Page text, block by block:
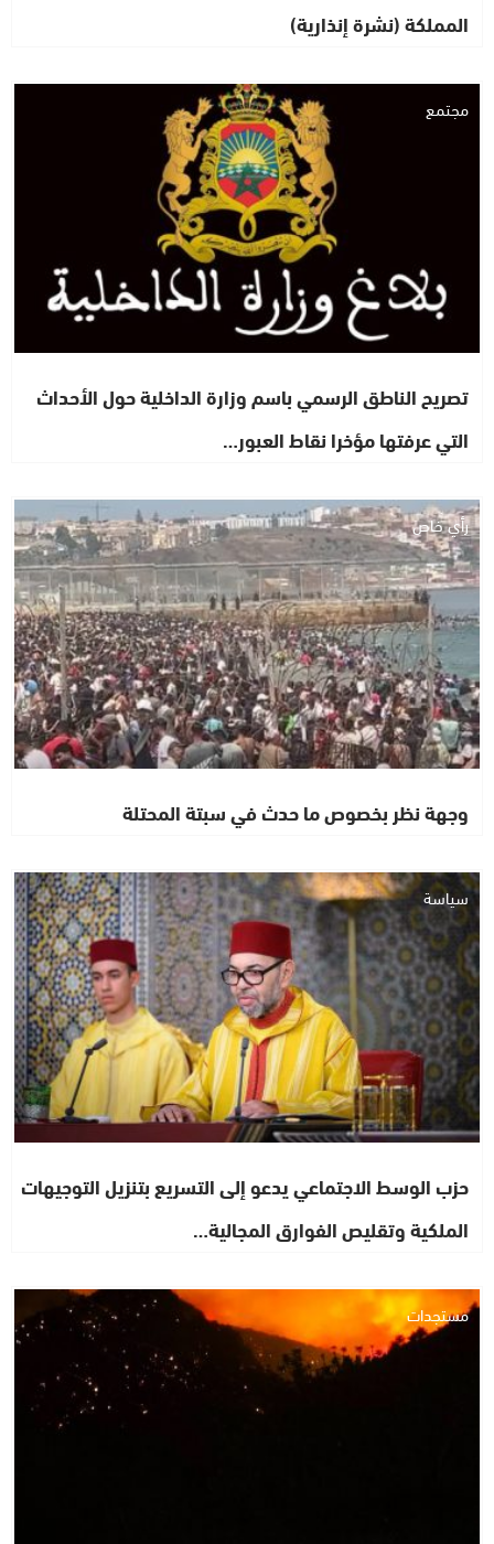
المملكة (نشرة إنذارية)
مجتمع
تصريح الناطق الرسمي باسم وزارة الداخلية حول الأحداث
التي عرفتها مؤخرا نقاط العبور…
رأي خاص
وجهة نظر بخصوص ما حدث في سبتة المحتلة
سياسة
حزب الوسط الاجتماعي يدعو إلى التسريع بتنزيل التوجيهات
الملكية وتقليص الفوارق المجالية…
مستجدات